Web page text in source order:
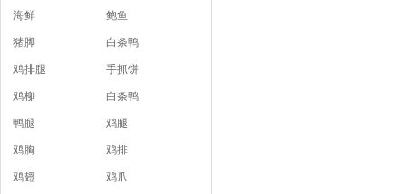
海鲜
鲍鱼
猪脚
白条鸭
鸡排腿
手抓饼
鸡柳
白条鸭
鸭腿
鸡腿
鸡胸
鸡排
鸡翅
鸡爪